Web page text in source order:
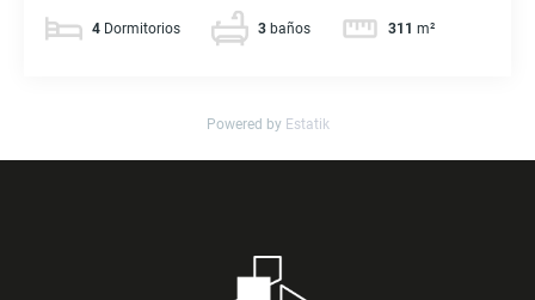
4 Dormitorios 3 baños 311 m²
Powered by Estatik